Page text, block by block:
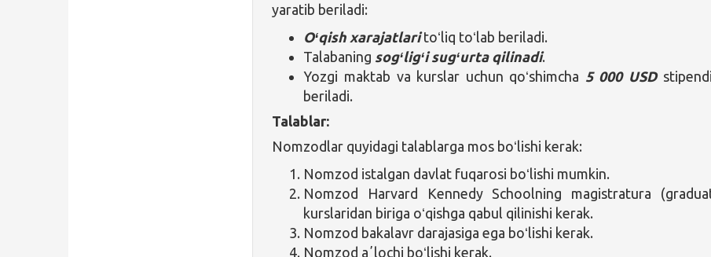
yaratib beriladi:
Oʻqish xarajatlaritoʻliq toʻlab beriladi.
Talabaning sogʻligʻi sugʻurta qilinadi.
Yozgi maktab va kurslar uchun qoʻshimcha 5 000 USD
beriladi.
Talablar:
Nomzodlar quyidagi talablarga mos boʻlishi kerak:
Nomzod istalgan davlat fuqarosi boʻlishi mumkin.
Nomzod Harvard Kennedy Schoolning magistratura
kurslaridan biriga oʻqishga qabul qilinishi kerak.
Nomzod bakalavr darajasiga ega boʻlishi kerak.
Nomzod aʼlochi boʻlishi kerak.